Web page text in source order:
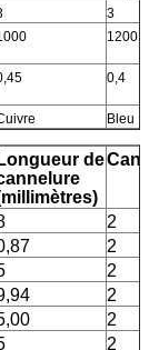
3
1200
0,4
Bleu
Longueur de
2
2
2
2
2
2